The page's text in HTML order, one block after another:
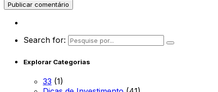
Search for:
Explorar Categorias
33 (1)